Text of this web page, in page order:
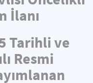
İlanı
Tarihli ve
Resmi